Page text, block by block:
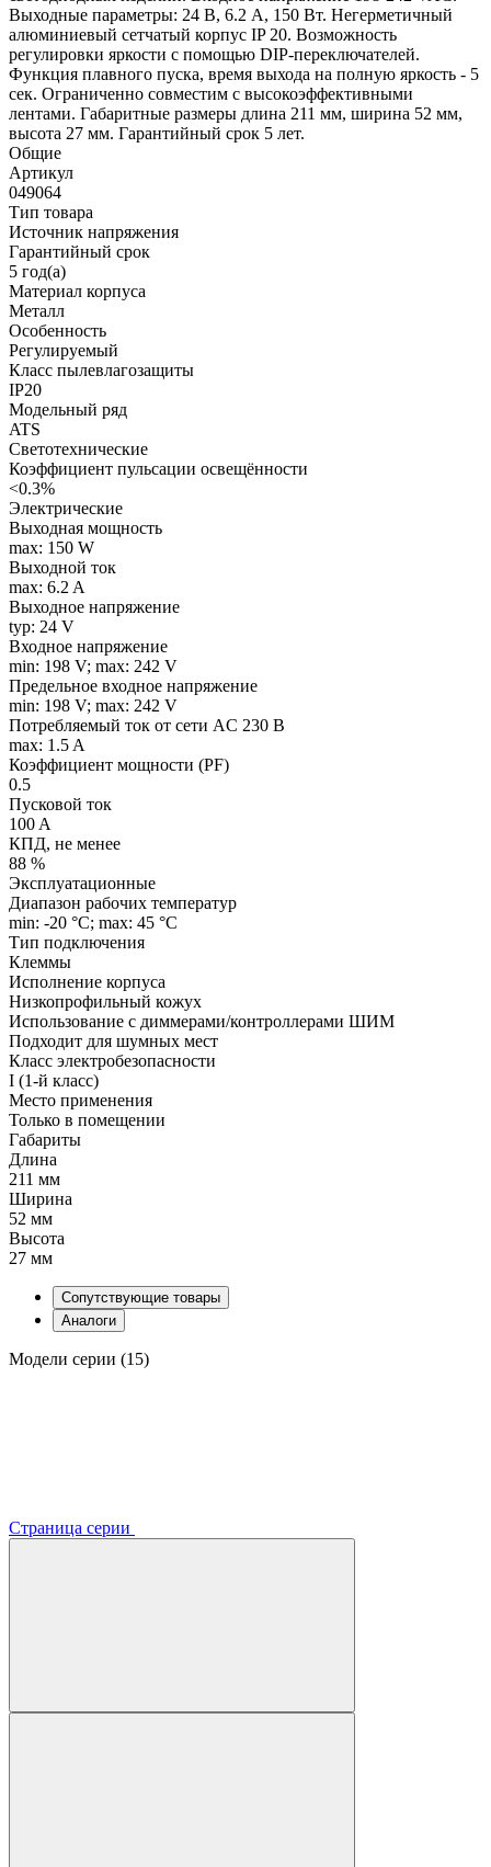
Выходные параметры: 24 В, 6.2 А, 150 Вт. Негерметичный
алюминиевый сетчатый корпус IP 20. Возможность
регулировки яркости с помощью DIP-переключателей.
Функция плавного пуска, время выхода на полную яркость - 5
сек. Ограниченно совместим с высокоэффективными
лентами. Габаритные размеры длина 211 мм, ширина 52 мм,
высота 27 мм. Гарантийный срок 5 лет.
Общие
Артикул
049064
Тип товара
Источник напряжения
Гарантийный срок
5 год(а)
Материал корпуса
Металл
Особенность
Регулируемый
Класс пылевлагозащиты
IP20
Модельный ряд
ATS
Светотехнические
Коэффициент пульсации освещённости
<0.3%
Электрические
Выходная мощность
max: 150 W
Выходной ток
max: 6.2 A
Выходное напряжение
typ: 24 V
Входное напряжение
min: 198 V; max: 242 V
Предельное входное напряжение
min: 198 V; max: 242 V
Потребляемый ток от сети AC 230 В
max: 1.5 A
Коэффициент мощности (PF)
0.5
Пусковой ток
100 A
КПД, не менее
88 %
Эксплуатационные
Диапазон рабочих температур
min: -20 °C; max: 45 °C
Тип подключения
Клеммы
Исполнение корпуса
Низкопрофильный кожух
Использование с диммерами/контроллерами ШИМ
Подходит для шумных мест
Класс электробезопасности
I (1-й класс)
Место применения
Только в помещении
Габариты
Длина
211 мм
Ширина
52 мм
Высота
27 мм
Сопутствующие товары
Аналоги
Модели серии (15)
Страница серии